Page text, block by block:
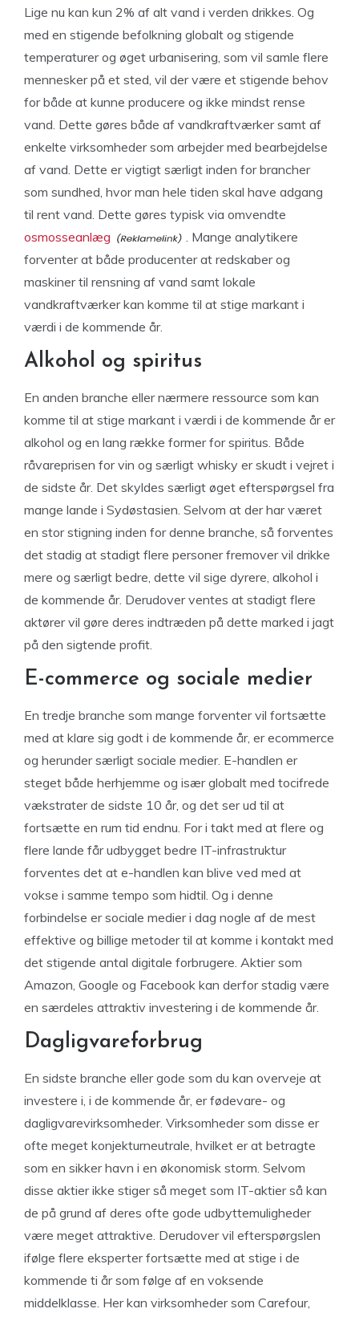
Lige nu kan kun 2% af alt vand i verden drikkes. Og
med en stigende befolkning globalt og stigende
temperaturer og øget urbanisering, som vil samle flere
mennesker på et sted, vil der være et stigende behov
for både at kunne producere og ikke mindst rense
vand. Dette gøres både af vandkraftværker samt af
enkelte virksomheder som arbejder med bearbejdelse
af vand. Dette er vigtigt særligt inden for brancher
som sundhed, hvor man hele tiden skal have adgang
til rent vand. Dette gøres typisk via omvendte
osmosseanlæg
. Mange analytikere
forventer at både producenter at redskaber og
maskiner til rensning af vand samt lokale
vandkraftværker kan komme til at stige markant i
værdi i de kommende år.
Alkohol og spiritus
En anden branche eller nærmere ressource som kan
komme til at stige markant i værdi i de kommende år er
alkohol og en lang række former for spiritus. Både
råvareprisen for vin og særligt whisky er skudt i vejret i
de sidste år. Det skyldes særligt øget efterspørgsel fra
mange lande i Sydøstasien. Selvom at der har været
en stor stigning inden for denne branche, så forventes
det stadig at stadigt flere personer fremover vil drikke
mere og særligt bedre, dette vil sige dyrere, alkohol i
de kommende år. Derudover ventes at stadigt flere
aktører vil gøre deres indtræden på dette marked i jagt
på den sigtende profit.
E-commerce og sociale medier
En tredje branche som mange forventer vil fortsætte
med at klare sig godt i de kommende år, er ecommerce
og herunder særligt sociale medier. E-handlen er
steget både herhjemme og især globalt med tocifrede
vækstrater de sidste 10 år, og det ser ud til at
fortsætte en rum tid endnu. For i takt med at flere og
flere lande får udbygget bedre IT-infrastruktur
forventes det at e-handlen kan blive ved med at
vokse i samme tempo som hidtil. Og i denne
forbindelse er sociale medier i dag nogle af de mest
effektive og billige metoder til at komme i kontakt med
det stigende antal digitale forbrugere. Aktier som
Amazon, Google og Facebook kan derfor stadig være
en særdeles attraktiv investering i de kommende år.
Dagligvareforbrug
En sidste branche eller gode som du kan overveje at
investere i, i de kommende år, er fødevare- og
dagligvarevirksomheder. Virksomheder som disse er
ofte meget konjekturneutrale, hvilket er at betragte
som en sikker havn i en økonomisk storm. Selvom
disse aktier ikke stiger så meget som IT-aktier så kan
de på grund af deres ofte gode udbyttemuligheder
være meget attraktive. Derudover vil efterspørgslen
ifølge flere eksperter fortsætte med at stige i de
kommende ti år som følge af en voksende
middelklasse. Her kan virksomheder som Carefour,